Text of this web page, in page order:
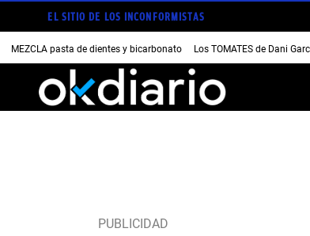
EL SITIO DE LOS INCONFORMISTAS
MEZCLA pasta de dientes y bicarbonato Los TOMATES de Dani